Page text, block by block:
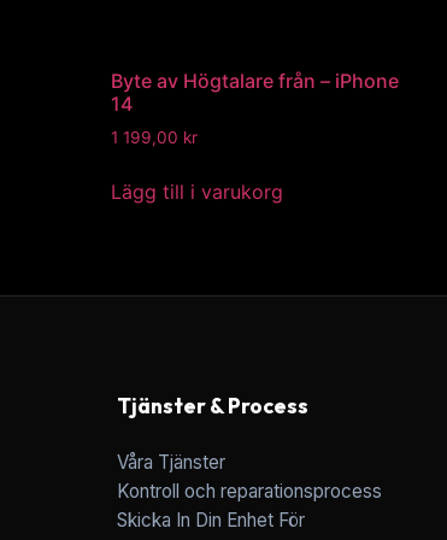
Byte av Högtalare från – iPhone
14
1 199,00 kr
Lägg till i varukorg
Tjänster & Process
Våra Tjänster
Kontroll och reparationsprocess
Skicka In Din Enhet För